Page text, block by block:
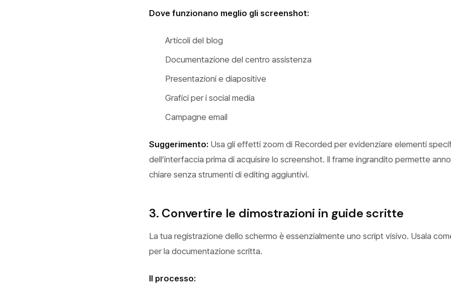
Dove funzionano meglio gli screenshot:
Articoli del blog
Documentazione del centro assistenza
Presentazioni e diapositive
Grafici per i social media
Campagne email
Suggerimento: Usa gli effetti zoom di Recorded per evidenziare elementi
dell’interfaccia prima di acquisire lo screenshot. Il frame ingrandito permette
chiare senza strumenti di editing aggiuntivi.
3. Convertire le dimostrazioni in guide scritte
La tua registrazione dello schermo è essenzialmente uno script visivo. Usala
per la documentazione scritta.
Il processo: